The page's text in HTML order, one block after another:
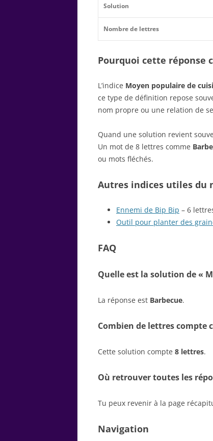
Solution
Nombre de lettres
Pourquoi cette réponse
L’indice Moyen populaire de
ce type de définition repose
nom propre ou une relation de
Quand une solution revient
Un mot de 8 lettres comme
ou mots fléchés.
Autres indices utiles du
Ennemi de Bip Bip – 6
Outil pour planter des
FAQ
Quelle est la solution de «
La réponse est Barbecue.
Combien de lettres compte
Cette solution compte 8 lettres.
Où retrouver toutes les
Tu peux revenir à la page
Navigation